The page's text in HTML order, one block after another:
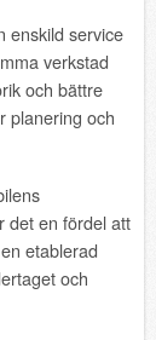
enskild service
verkstad
och bättre
planering och
det en fördel att
etablerad
och